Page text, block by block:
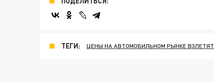
ТЕГИ: ЦЕНЫ НА АВТОМОБИЛЬНОМ РЫНКЕ ВЗЛЕТЯТ